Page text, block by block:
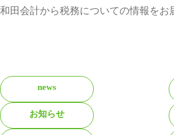
和田会計から税務についての情報をお
news
お知らせ